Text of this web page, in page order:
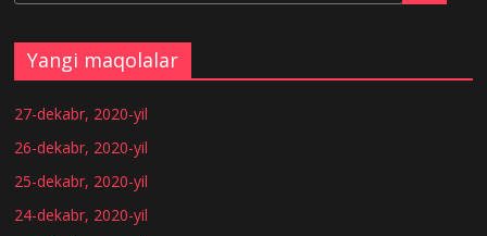
Yangi maqolalar
27-dekabr, 2020-yil
26-dekabr, 2020-yil
25-dekabr, 2020-yil
24-dekabr, 2020-yil